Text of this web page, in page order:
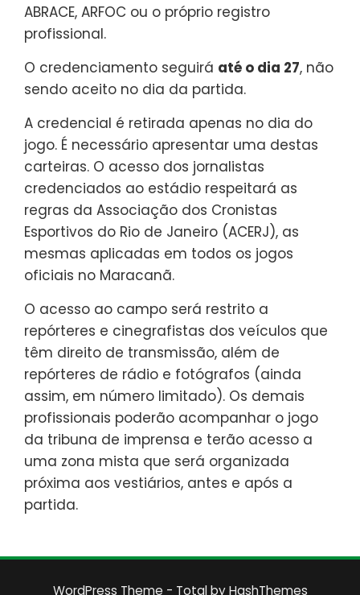
ABRACE, ARFOC ou o próprio registro
profissional.
O credenciamento seguirá até o dia 27, não
sendo aceito no dia da partida.
A credencial é retirada apenas no dia do
jogo. É necessário apresentar uma destas
carteiras. O acesso dos jornalistas
credenciados ao estádio respeitará as
regras da Associação dos Cronistas
Esportivos do Rio de Janeiro (ACERJ), as
mesmas aplicadas em todos os jogos
oficiais no Maracanã.
O acesso ao campo será restrito a
repórteres e cinegrafistas dos veículos que
têm direito de transmissão, além de
repórteres de rádio e fotógrafos (ainda
assim, em número limitado). Os demais
profissionais poderão acompanhar o jogo
da tribuna de imprensa e terão acesso a
uma zona mista que será organizada
próxima aos vestiários, antes e após a
partida.
WordPress Theme - Totalby HashThemes